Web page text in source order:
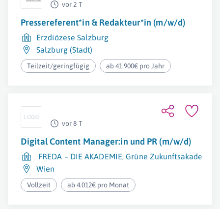
vor 2 T
Pressereferent*in & Redakteur*in (m/w/d)
Erzdiözese Salzburg
Salzburg (Stadt)
Teilzeit/geringfügig ab 41.900€ pro Jahr
vor 8 T
Digital Content Manager:in und PR (m/w/d)
FREDA – DIE AKADEMIE, Grüne
Wien
Vollzeit ab 4.012€ pro Monat